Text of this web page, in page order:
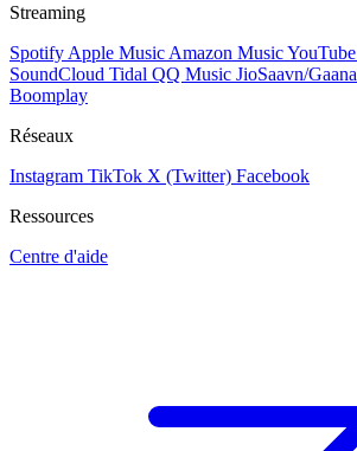
Streaming
Spotify Apple Music Amazon MusicYouTube
SoundCloud Tidal QQ Music JioSaavn/Gaana
Boomplay
Réseaux
Instagram TikTok X (Twitter) Facebook
Ressources
Centre d'aide